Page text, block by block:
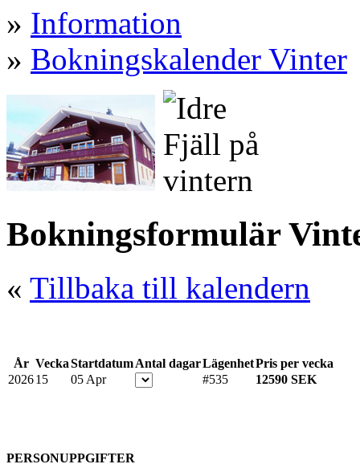
» Information
» Bokningskalender Vinter
Bokningsformulär
« Tillbaka till kalendern
År VeckaStartdatumAntal dagarLägenhetPris per vecka
202615 05 Apr #535 12590 SEK
PERSONUPPGIFTER